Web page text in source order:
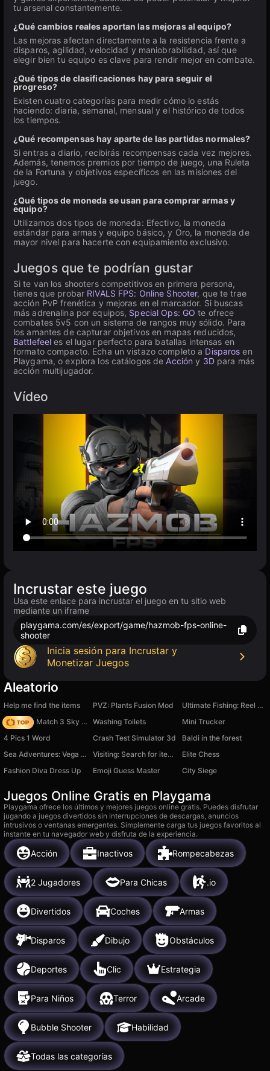
tu arsenal constantemente.
¿Qué cambios reales aportan las mejoras al equipo?
Las mejoras afectan directamente a la resistencia frente a
disparos, agilidad, velocidad y maniobrabilidad, así que
elegir bien tu equipo es clave para rendir mejor en combate.
¿Qué tipos de clasificaciones hay para seguir el
progreso?
Existen cuatro categorías para medir cómo lo estás
haciendo: diaria, semanal, mensual y el histórico de todos
los tiempos.
¿Qué recompensas hay aparte de las partidas normales?
Si entras a diario, recibirás recompensas cada vez mejores.
Además, tenemos premios por tiempo de juego, una Ruleta
de la Fortuna y objetivos específicos en las misiones del
juego.
¿Qué tipos de moneda se usan para comprar armas y
equipo?
Utilizamos dos tipos de moneda: Efectivo, la moneda
estándar para armas y equipo básico, y Oro, la moneda de
mayor nivel para hacerte con equipamiento exclusivo.
Juegos que te podrían gustar
Si te van los shooters competitivos en primera persona,
tienes que probar RIVALS FPS: Online Shooter, que te trae
acción PvP frenética y mejoras en el marcador. Si buscas
más adrenalina por equipos, Special Ops: GO te ofrece
combates 5v5 con un sistema de rangos muy sólido. Para
los amantes de capturar objetivos en mapas reducidos,
Battlefeel es el lugar perfecto para batallas intensas en
formato compacto. Echa un vistazo completo a Disparos en
Playgama, o explora los catálogos deAcción y 3Dpara más
acción multijugador.
Vídeo
Incrustar este juego
Usa este enlace para incrustar el juego en tu sitio web
mediante un iframe
playgama.com/es/export/game/hazmob-fps-online-
shooter
Inicia sesión para Incrustar y
Monetizar Juegos
Aleatorio
Help me find the items PVZ: Plants Fusion Mod
Ultimate Fishing: Reel Catch
Diamant: Match 3 Sky Story
Washing Toilets
Mini Trucker
4 Pics 1 Word
Crash Test Simulator 3d
Baldi in the forest
Sea Adventures: Vega Mix
Visiting: Search for items
Elite Chess
Fashion Diva Dress Up
Emoji Guess Master City Siege
Juegos Online Gratis en Playgama
Playgama ofrece los últimos y mejores juegos online gratis. Puedes disfrutar
jugando a juegos divertidos sin interrupciones de descargas, anuncios
intrusivos o ventanas emergentes. Simplemente carga tus juegos favoritos al
instante en tu navegador web y disfruta de la experiencia.
Acción Inactivos Rompecabezas
2 Jugadores Para Chicas .io
Divertidos Coches Armas
Disparos Dibujo Obstáculos
Deportes Clic Estrategia
Para Niños Terror Arcade
Bubble Shooter Habilidad
Todas las categorías